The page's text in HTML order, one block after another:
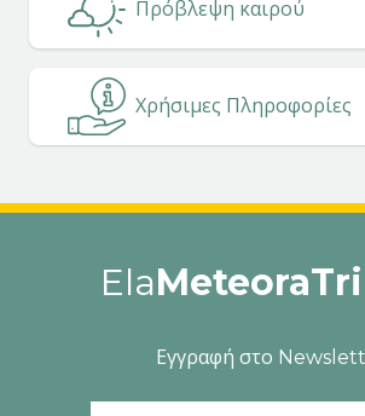
Πρόβλεψη καιρού
Χρήσιμες Πληροφορίες
Ela
Εγγραφή στο